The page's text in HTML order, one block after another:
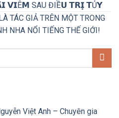
𝗩𝗜Ê𝗠 SAU ĐIỀ𝗨 𝗧𝗥𝗜̣ 𝗧Ủ𝗬
TÁC GIẢ TRÊN MỘT TRONG
NHA NỔI TIẾNG THẾ GIỚI!
Việt Anh – Chuyên gia